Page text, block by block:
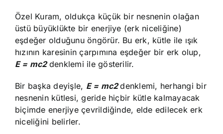
Özel Kuram, oldukça küçük bir nesnenin olağan
üstü büyüklükte bir enerjiye (erk niceliğine)
eşdeğer olduğunu öngörür. Bu erk, kütle ile ışık
hızının karesinin çarpımına eşdeğer bir erk olup,
E = mc2denklemi ile gösterilir.
Bir başka deyişle, E = mc2denklemi, herhangi bir
nesnenin kütlesi, geride hiçbir kütle kalmayacak
biçimde enerjiye çevrildiğinde, elde edilecek erk
niceliğini belirler.